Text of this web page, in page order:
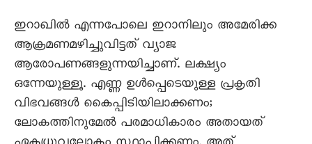
ഇറാഖിൽ എന്നപോലെ ഇറാനിലും അമേരിക്ക
ആക്രമണമഴിച്ചുവിട്ടത് വ്യാജ
ആരോപണങ്ങളുന്നയിച്ചാണ്. ലക്ഷ്യം
ഒന്നേയുള്ളൂ. എണ്ണ ഉൾപ്പെടെയുള്ള പ്രകൃതി
വിഭവങ്ങൾ കെെപ്പിടിയിലാക്കണം;
ലോകത്തിനുമേൽ പരമാധികാരം അതായത്